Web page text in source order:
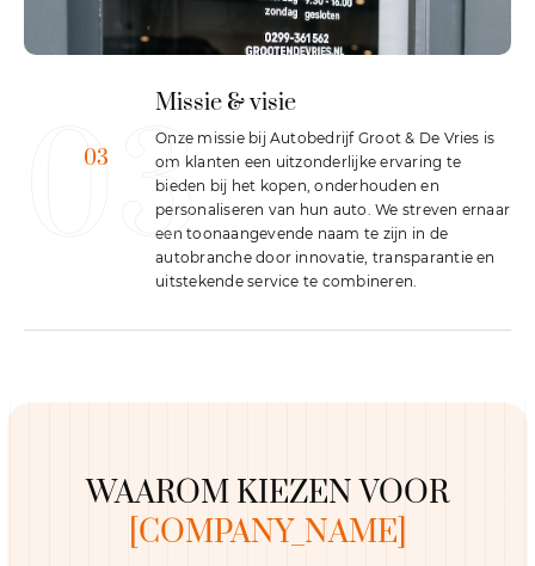
03
03
Missie & visie
Onze missie bij Autobedrijf Groot & De Vries is
om klanten een uitzonderlijke ervaring te
bieden bij het kopen, onderhouden en
personaliseren van hun auto. We streven ernaar
een toonaangevende naam te zijn in de
autobranche door innovatie, transparantie en
uitstekende service te combineren.
WAAROM KIEZEN VOOR
[COMPANY_NAME]